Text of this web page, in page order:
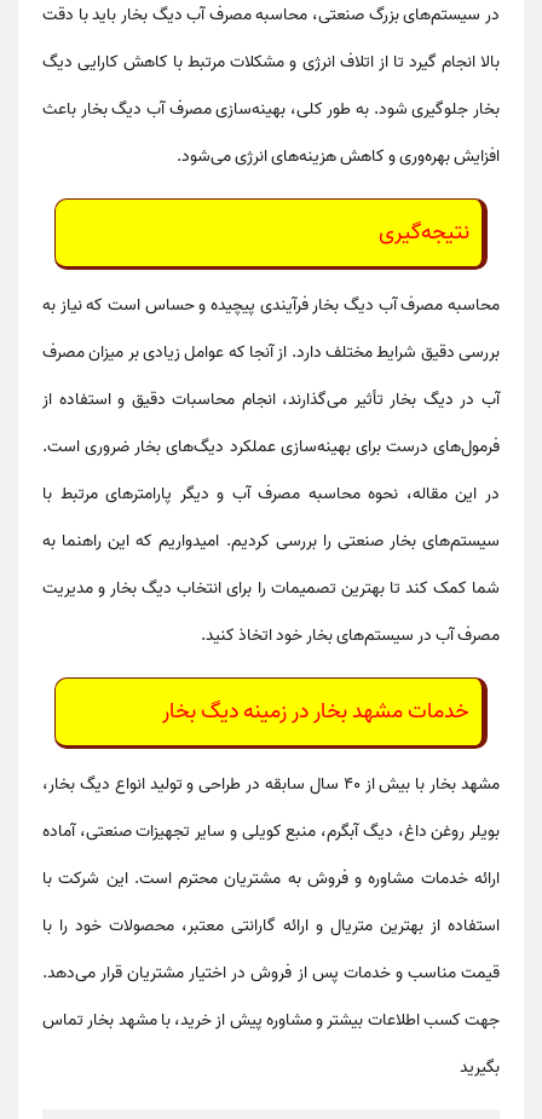
در سیستم‌های بزرگ صنعتی، محاسبهمصرف آب دیگ بخارباید با دقت
بالا انجام گیرد تا ازاتلاف انرژی و مشکلات مرتبط با کاهش کارایی دیگ
بخارجلوگیری شود. به طور کلی، بهینه‌سازیمصرف آب دیگ بخارباعث
افزایش بهره‌وری و کاهش هزینه‌های انرژی می‌شود.
نتیجه‌گیری
محاسبه مصرف آب دیگ بخارفرآیندی پیچیده و حساس است که نیاز به
بررسی دقیق شرایط مختلف دارد. از آنجا که عوامل زیادی بر میزان مصرف
آب در دیگ بخار تأثیر می‌گذارند، انجام محاسبات دقیق و استفاده از
فرمول‌های درست برای بهینه‌سازی عملکرد دیگ‌های بخار ضروری است.
در این مقاله، نحوه محاسبه مصرف آب و دیگر پارامترهای مرتبط با
سیستم‌های بخار صنعتی را بررسی کردیم. امیدواریم که این راهنما به
شما کمک کند تا بهترین تصمیمات را برایانتخاب دیگ بخارومدیریت
مصرف آبدر سیستم‌های بخار خود اتخاذ کنید.
خدمات مشهد بخار در زمینه دیگ بخار
مشهد بخاربا بیش از 40 سال سابقه در طراحی و تولید انواع دیگ بخار،
بویلر روغن داغ، دیگ آبگرم، منبع کویلیو سایر تجهیزات صنعتی، آماده
ارائه خدمات مشاوره و فروش به مشتریان محترم است. این شرکت با
استفاده از بهترین متریال و ارائه گارانتی معتبر، محصولات خود را با
قیمت مناسبوخدمات پس از فروشدر اختیار مشتریان قرار می‌دهد.
جهت کسب اطلاعات بیشتر و مشاوره پیش از خرید، بامشهد بخارتماس
بگیرید